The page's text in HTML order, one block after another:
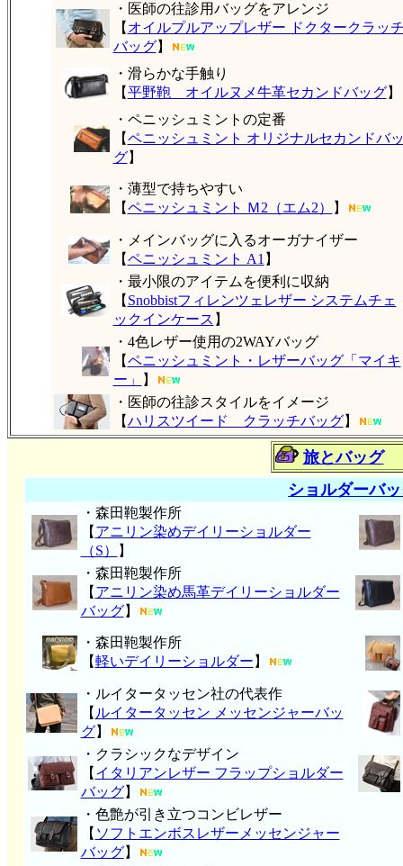
・医師の往診用バッグをアレンジ
【 オイルプルアップレザー ドクタークラッ
バッグ】
・滑らかな手触り
【平野鞄 オイルヌメ牛革セカンドバッグ】
・ペニッシュミントの定番
【ペニッシュミント オリジナルセカンドバ
グ】
・薄型で持ちやすい
【ペニッシュミント Ｍ2（エム2） 】
・メインバッグに入るオーガナイザー
【ペニッシュミント A1 】
・最小限のアイテムを便利に収納
【 Snobbistフィレンツェレザー システムチェ
ックインケース 】
・4色レザー使用の2WAYバッグ
【ペニッシュミント・レザーバッグ「マイキ
ー」
】
・医師の往診スタイルをイメージ
【ハリスツイード クラッチバッグ】
旅とバッグ
ショルダーバ
・森田鞄製作所
【 アニリン染めデイリーショルダー
（S）
】
・森田鞄製作所
【 アニリン染め馬革デイリーショルダー
バッグ】
・森田鞄製作所
【軽いデイリーショルダー 】
・ルイタータッセン社の代表作
【 ルイタータッセン メッセンジャーバッ
グ】
・クラシックなデザイン
【 イタリアンレザー フラップショルダー
バッグ】
・色艶が引き立つコンビレザー
【 ソフトエンボスレザーメッセンジャー
バッグ】